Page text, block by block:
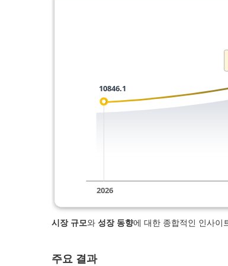
시장 규모와 성장 동향에 대한 종합적인 인사이
주요 결과